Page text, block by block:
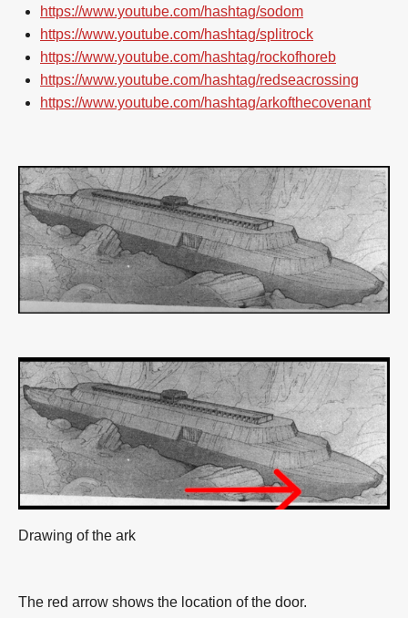
https://www.youtube.com/hashtag/sodom
https://www.youtube.com/hashtag/splitrock
https://www.youtube.com/hashtag/rockofhoreb
https://www.youtube.com/hashtag/redseacrossing
https://www.youtube.com/hashtag/arkofthecovenant
Drawing of the ark
The red arrow shows the location of the door.